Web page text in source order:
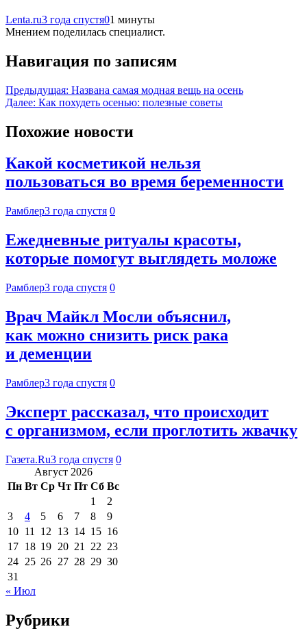
Lenta.ru3 года спустя01 минуты
Мнением поделилась специалист.
Навигация по записям
Предыдущая: Названа самая модная вещь на осень
Далее: Как похудеть осенью: полезные советы
Похожие новости
Какой косметикой нельзя
пользоваться во время беременности
Рамблер3 года спустя 0
Ежедневные ритуалы красоты,
которые помогут выглядеть моложе
Рамблер3 года спустя 0
Врач Майкл Мосли объяснил,
как можно снизить риск рака
и деменции
Рамблер3 года спустя 0
Эксперт рассказал, что происходит
с организмом, если проглотить жвачку
Газета.Ru3 года спустя 0
Август 2026
Пн Вт Ср Чт Пт Сб Вс
1
2
3
4 5 6 7 8
9
10 11 12 13 14 15 16
17 18 19 20 21 22 23
24 25 26 27 28 29 30
31
« Июл
Рубрики